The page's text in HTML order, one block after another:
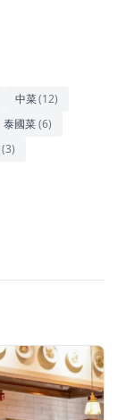
中菜(12)
泰國菜(6)
(3)